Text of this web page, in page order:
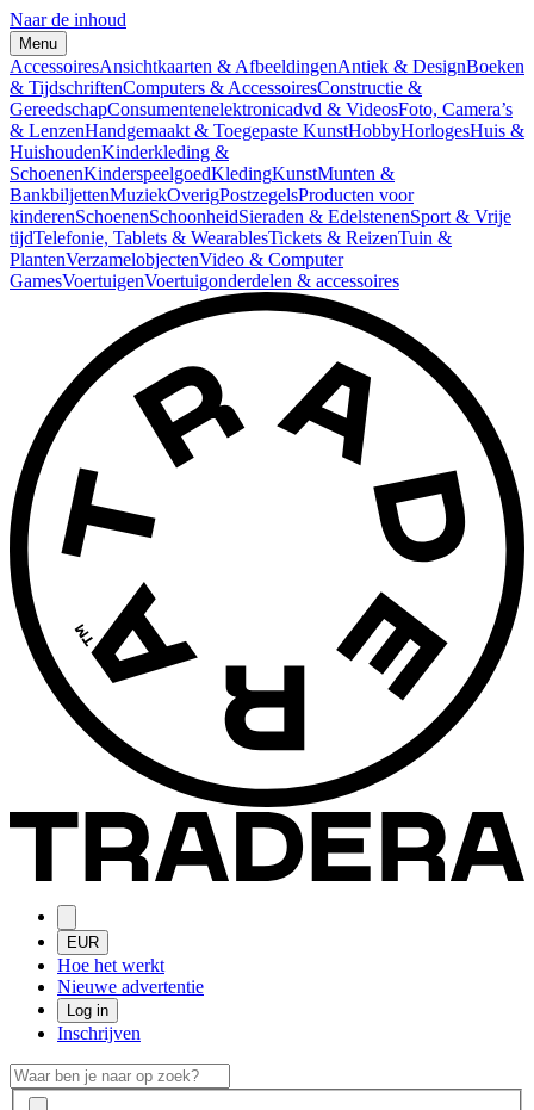
Naar de inhoud
Menu
AccessoiresAnsichtkaarten & AfbeeldingenAntiek & DesignBoeken
& TijdschriftenComputers & AccessoiresConstructie &
GereedschapConsumentenelektronicadvd & VideosFoto, Camera’s
& LenzenHandgemaakt & Toegepaste KunstHobbyHorlogesHuis &
HuishoudenKinderkleding &
SchoenenKinderspeelgoedKledingKunstMunten &
BankbiljettenMuziekOverigPostzegelsProducten voor
kinderenSchoenenSchoonheidSieraden & EdelstenenSport & Vrije
tijdTelefonie, Tablets & WearablesTickets & ReizenTuin &
PlantenVerzamelobjectenVideo & Computer
GamesVoertuigenVoertuigonderdelen & accessoires
EUR
Hoe het werkt
Nieuwe advertentie
Log in
Inschrijven